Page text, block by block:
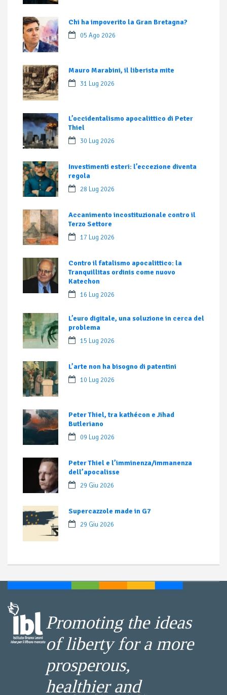
Chi ha impoverito la Gran Bretagna?
05 Ago 2026
Mauro Marabini, il liberista mite
31 Lug 2026
L’occidentalismo apocalittico di Peter
Thiel
30 Lug 2026
Investimenti esteri: l’eccezione diventa
regola
28 Lug 2026
Accanimento incostituzionale contro il
Terzo Settore
17 Lug 2026
Contro il fatalismo apocalittico: la
Tranquillitas ordinis come nuovo
Katechon
16 Lug 2026
L’euro digitale, una soluzione in cerca del
problema
15 Lug 2026
L’arte non ha bisogno di patentini
10 Lug 2026
Peter Thiel, tra kathécon e Jihad
Butleriano
09 Lug 2026
Peter Thiel e l’imminenza/immanenza
dell’apocalisse
29 Giu 2026
Supercazzole made in G7
29 Giu 2026
Promoting the ideas
of liberty for a more
prosperous,
healthier and